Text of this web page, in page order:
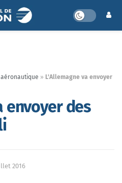
aéronautique » L’Allemagne va envoyer
envoyer des
2016